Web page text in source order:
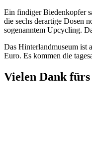
Ein findiger Biedenkopfer
die sechs derartige Dosen
sogenanntem Upcycling.
Das Hinterlandmuseum ist
Euro. Es kommen die
Vielen Dank fürs